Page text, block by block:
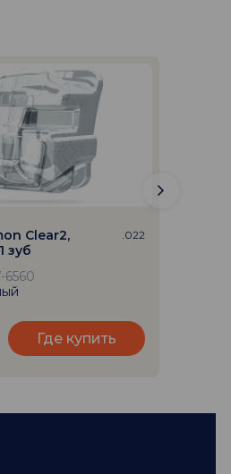
Clear2,
зуб
.022
6560
Где купить